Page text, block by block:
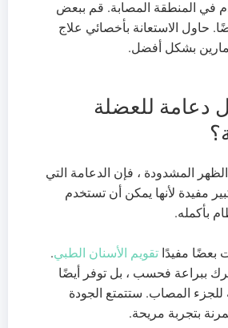
في المنطقة المصابة. قم ببعض
حاول الاستعانة بأخصائي علاج
بشكل أفضل.
دعامة للعضلة
المشدودة ، فإن الدعامة التي
مفيدة لأنها يمكن أن تستخدم
بأكمله.
بعضًا مفيدًا تقويم الأسنان الطبي.
ببراعة فحسب ، بل توفر أيضًا
للجزء المصاب. ستتمتع الجودة
بتجربة مريحة.